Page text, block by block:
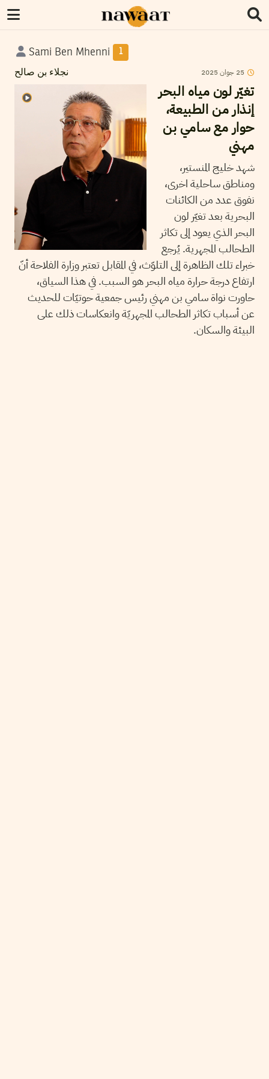
Sami Ben Mhenni 1
نجلاء بن صالح 25 جوان 2025
تغيّر لون مياه البحر
إنذار من الطبيعة،
حوار مع سامي بن
مهني
شهد خليج المنستير،
ومناطق ساحلية اخرى،
نفوق عدد من الكائنات
البحرية بعد تغيّر لون
البحر الذي يعود إلى تكاثر
الطحالب المجهرية. يُرجع
خبراء تلك الظاهرة إلى التلوّث، في المقابل تعتبر وزارة الفلاحة أنّ
ارتفاع درجة حرارة مياه البحر هو السبب. في هذا السياق،
حاورت نواة سامي بن مهني رئيس جمعية حوتيّات للحديث
عن أسباب تكاثر الطحالب المجهريّة وانعكاسات ذلك على
البيئة والسكان.